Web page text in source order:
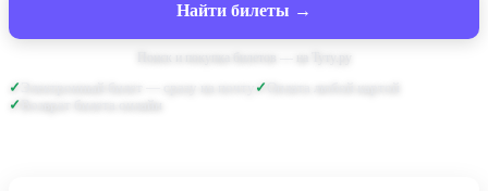
Найти билеты →
Электронный билет — сразу на почту
Оплата любой картой
Возврат билета онлайн